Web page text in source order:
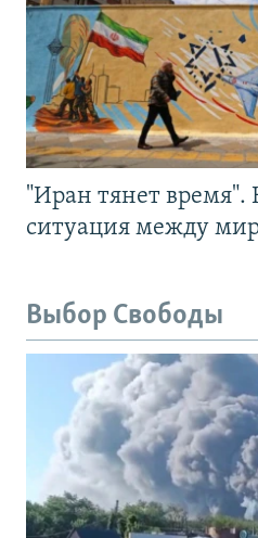
"Иран тянет время".
ситуация между
Выбор Свободы